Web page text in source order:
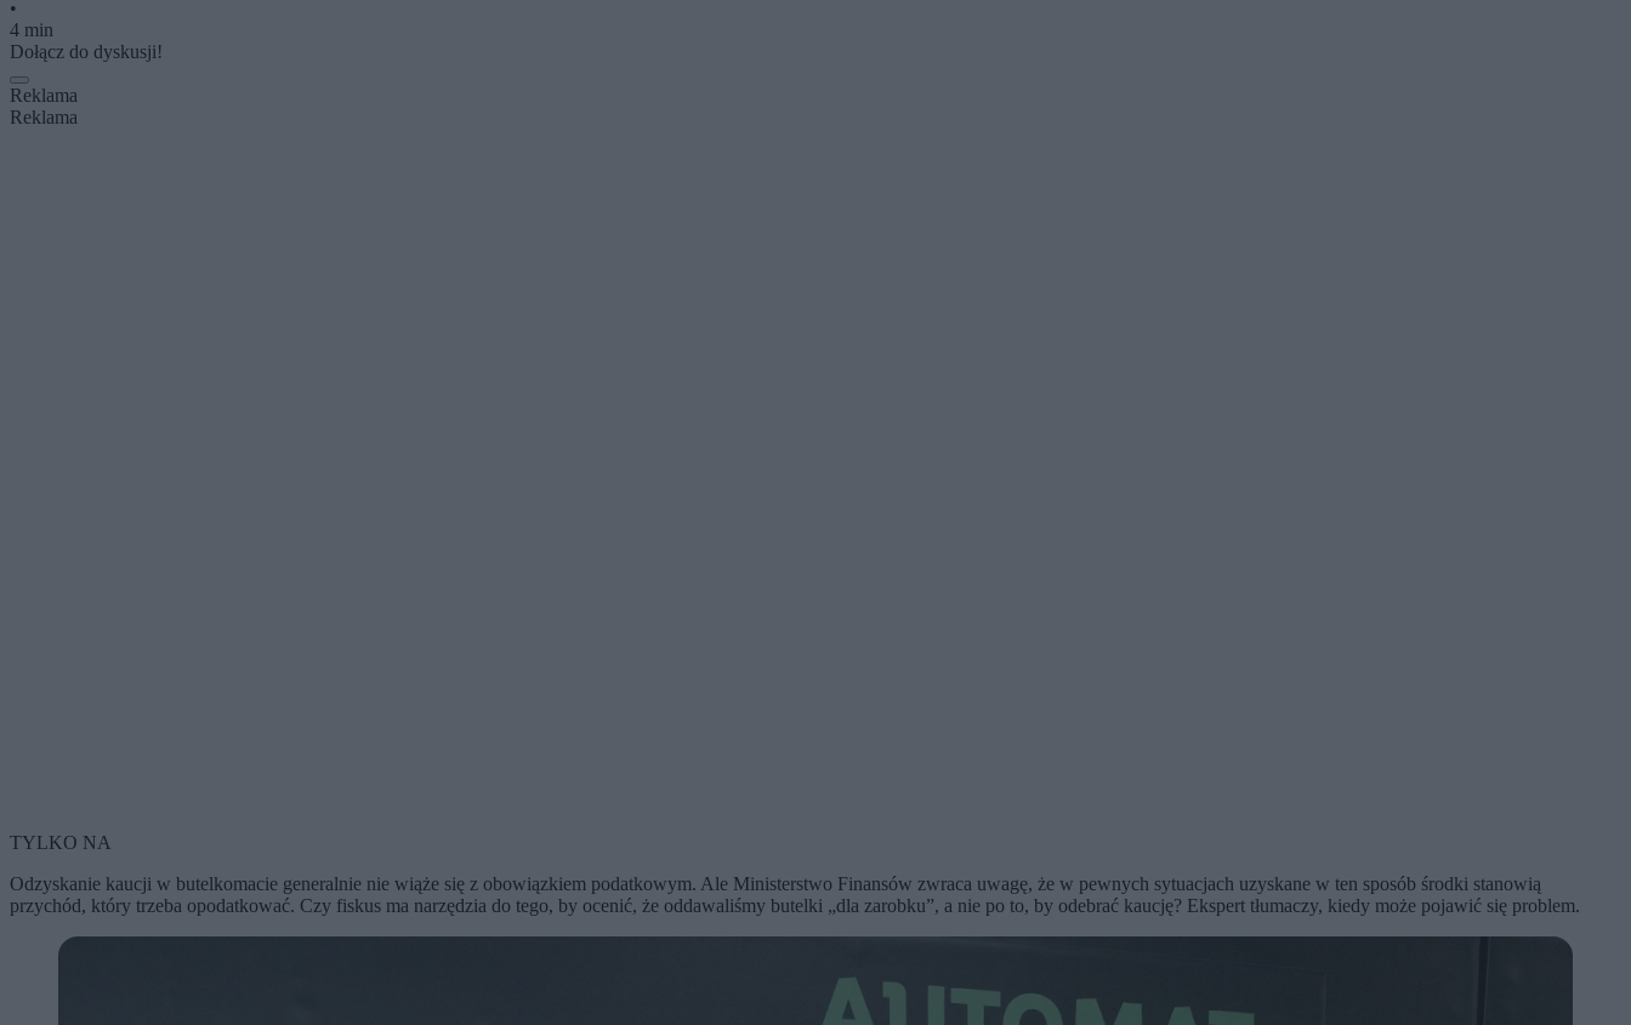
•
4 min
Dołącz do dyskusji!
Reklama
Reklama
TYLKO NA
Odzyskanie kaucji w butelkomacie generalnie nie wiąże się z obowiązkiem podatkowym. Ale Ministerstwo Finansów zwraca uwagę, że w pewnych sytuacjach uzyskane w ten sposób środki stanowią
przychód, który trzeba opodatkować. Czy fiskus ma narzędzia do tego, by ocenić, że oddawaliśmy butelki „dla zarobku”, a nie po to, by odebrać kaucję? Ekspert tłumaczy, kiedy może pojawić się problem.